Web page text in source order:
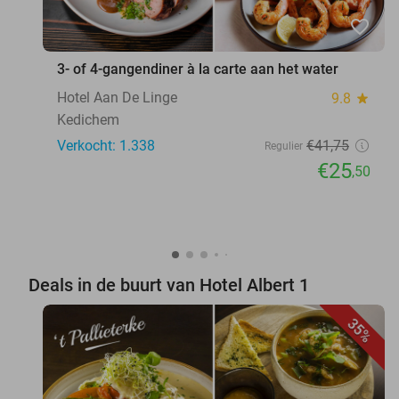
favorite_border
3- of 4-gangendiner à la carte aan het water
Hotel Aan De Linge
9.8 star
Kedichem
Verkocht: 1.338
Regulier €41,75
€25,50
Deals in de buurt van Hotel Albert 1
35%